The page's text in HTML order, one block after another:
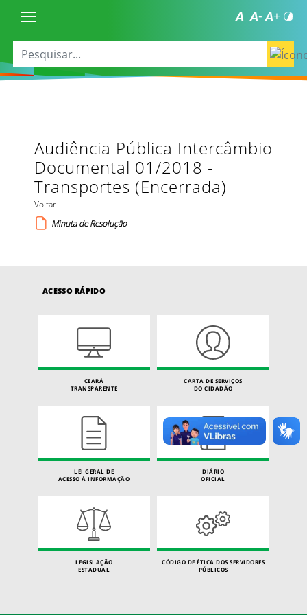
Audiência Pública Intercâmbio
Documental 01/2018 -
Transportes (Encerrada)
Voltar
Minuta de Resolução
ACESSO RÁPIDO
CEARÁ
TRANSPARENTE
CARTA DE SERVIÇOS
DO CIDADÃO
LEI GERAL DE
ACESSO À INFORMAÇÃO
DIÁRIO
OFICIAL
LEGISLAÇÃO
ESTADUAL
CÓDIGO DE ÉTICA DOS SERVIDORES
PÚBLICOS